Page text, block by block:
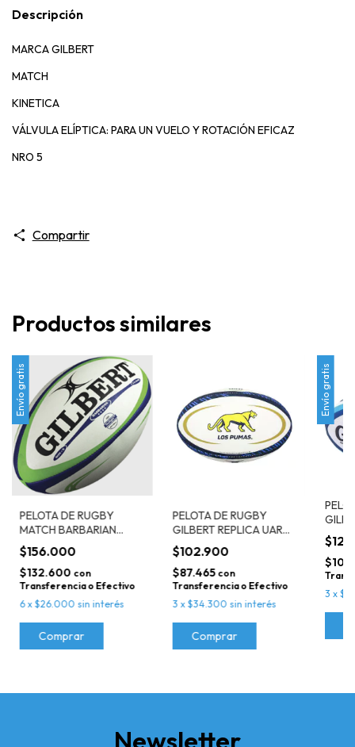
Descripción
MARCA GILBERT
MATCH
KINETICA
VÁLVULA ELÍPTICA: PARA UN VUELO Y ROTACIÓN EFICAZ
NRO 5
Compartir
Productos similares
Envío gratis
PELOTA DE RUGBY
MATCH BARBARIAN
GILBERT Nro 5
$156.000
$132.600 con
Transferencia o Efectivo
6 x $26.000 sin interés
Comprar
PELOTA DE RUGBY
GILBERT REPLICA UAR
LOS PUMAS NRO 5
$102.900
$87.465 con
Transferencia o Efectivo
3 x $34.300 sin interés
Envío gratis
3 x
Newsletter